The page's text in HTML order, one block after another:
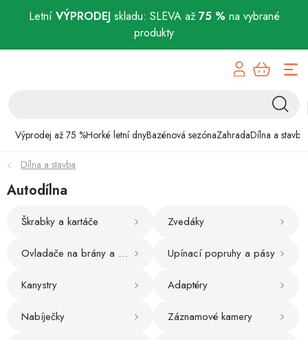
Letní VÝPRODEJskladu: SLEVA až 75 % na vybrané
produkty
Výprodej až 75 %Horké letní dnyBazénová sezónaZahradaDílna a stavba
Bazénová sezóna
Zahrada
Domácnost
Chovatelské potřeby
Hobby
Dílna a stavba
Autodílna
Škrabky a kartáče Zvedáky
Ovladače na brány a vrata Upínací popruhy a pásy
Kanystry Adaptéry
Nabíječky Záznamové kamery